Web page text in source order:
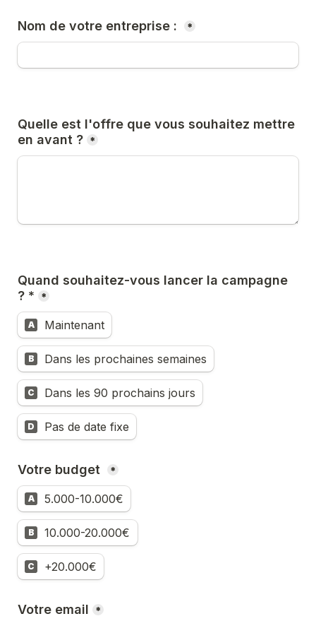
Nom de votre entreprise : *
Quelle est l'offre que vous souhaitez mettre
en avant ? *
Quand souhaitez-vous lancer la campagne
? *
*
A Maintenant
B Dans les prochaines semaines
C Dans les 90 prochains jours
D Pas de date fixe
Votre budget *
A 5.000-10.000€
B 10.000-20.000€
C +20.000€
Votre email *